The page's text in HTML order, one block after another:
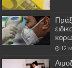
12